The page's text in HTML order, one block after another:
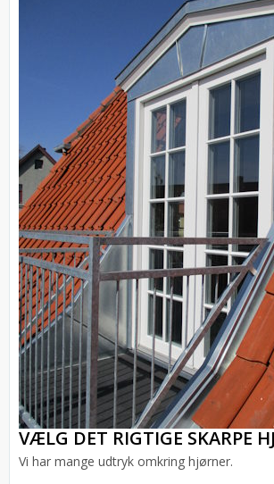
VÆLG DET RIGTIGE SKARPE
Vi har mange udtryk omkring hjørner.